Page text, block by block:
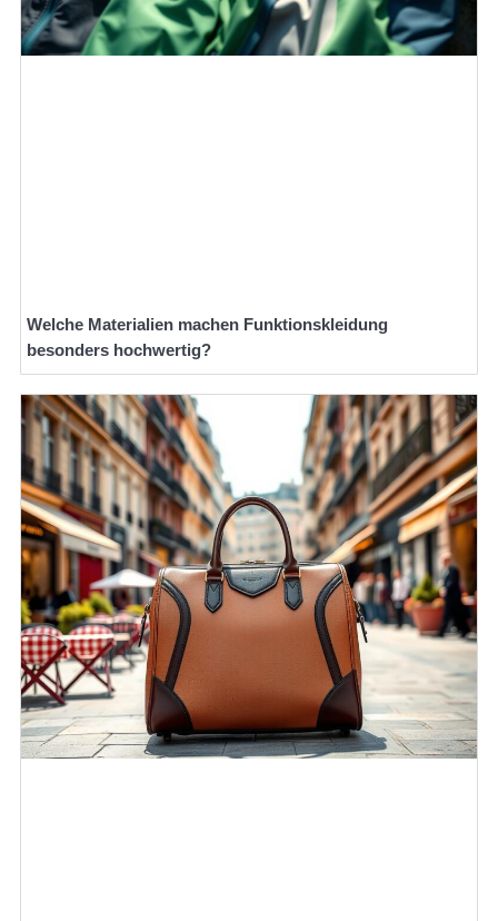
Welche Materialien machen Funktionskleidung
besonders hochwertig?